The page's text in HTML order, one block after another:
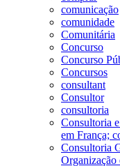
comunicação
comunidade
Comunitária
Concurso
Concurso
Concursos
consultant
Consultor
consultoria
Consultoria
em França;
Consultoria